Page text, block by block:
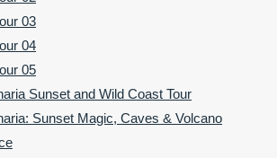
03
04
05
Sunset and Wild Coast Tour
Sunset Magic, Caves & Volcano